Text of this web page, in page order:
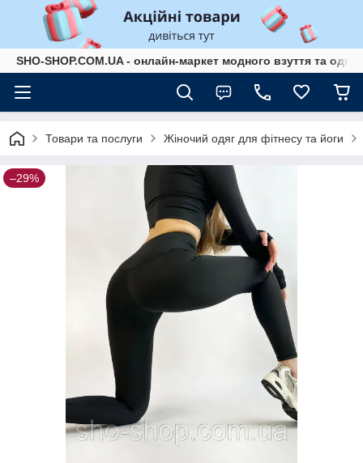
SHO-SHOP.COM.UA - онлайн-маркет модного взуття та
Товари та послуги Жіночий одяг для фітнесу та йоги
–29%